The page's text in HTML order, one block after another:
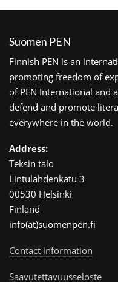
Suomen PEN
Finnish PEN is an
promoting freedom of
of PEN International and
defend and promote
everywhere in the world.
Address:
Teksin talo
Lintulahdenkatu 3
00530 Helsinki
Finland
info(at)suomenpen.fi
Contact information
Saavutettavuusseloste